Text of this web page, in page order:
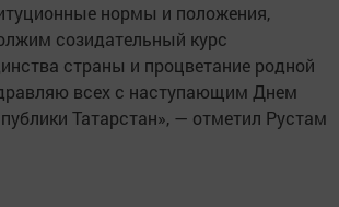
нормы и положения,
созидательный курс
страны и процветание родной
всех с наступающим Днем
Татарстан», — отметил Рустам